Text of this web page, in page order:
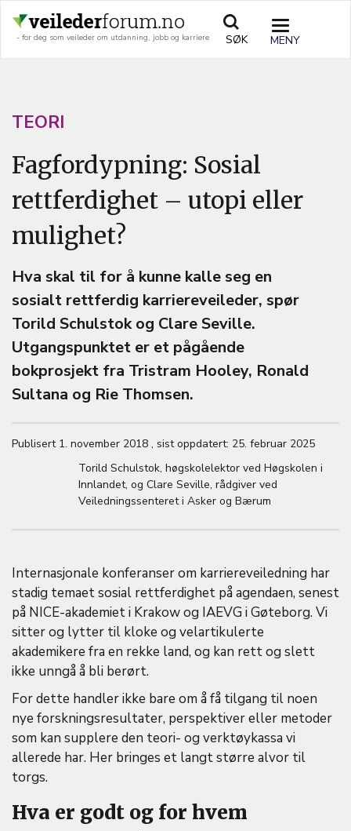
hovedinnhold
- for deg som veileder om utdanning, jobb og karriere SØK
A
T
I
C
L
E
T
E
M
A
TEORI
Fagfordypning: Sosial
rettferdighet – utopi eller
mulighet?
Hva skal til for å kunne kalle seg en
sosialt rettferdig karriereveileder, spør
Torild Schulstok og Clare Seville.
Utgangspunktet er et pågående
bokprosjekt fra Tristram Hooley, Ronald
Sultana og Rie Thomsen.
Publisert 1. november 2018 , sist oppdatert: 25. februar 2025
Torild Schulstok, høgskolelektor ved Høgskolen i
Innlandet, og Clare Seville, rådgiver ved
Veiledningssenteret i Asker og Bærum
Internasjonale konferanser om karriereveiledning har
stadig temaet sosial rettferdighet på agendaen, senest
på NICE-akademiet i Krakow og IAEVG i Gøteborg. Vi
sitter og lytter til kloke og velartikulerte
akademikere fra en rekke land, og kan rett og slett
ikke unngå å bli berørt.
For dette handler ikke bare om å få tilgang til noen
nye forskningsresultater, perspektiver eller metoder
som kan supplere den teori- og verktøykassa vi
allerede har. Her bringes et langt større alvor til
torgs.
Hva er godt og for hvem